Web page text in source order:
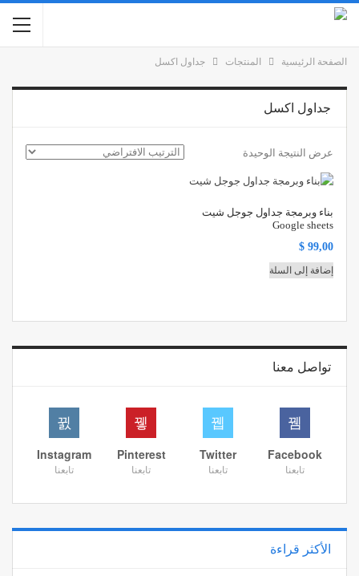
الصفحة الرئيسية المنتجات جداول اكسل
جداول اكسل
عرض النتيجة الوحيدة
بناء وبرمجة جداول جوجل شيت
Google sheets
$ 99,00
إضافة إلى السلة
تواصل معنا
Facebook
تابعنا
Twitter
تابعنا
Pinterest
تابعنا
Instagram
تابعنا
الأكثر قراءة